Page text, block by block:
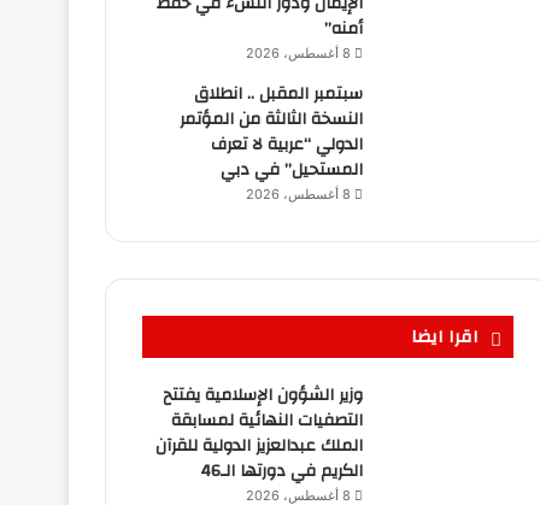
أمنه”
8 أغسطس، 2026
سبتمبر المقبل .. انطلاق
النسخة الثالثة من المؤتمر
الدولي “عربية لا تعرف
المستحيل” في دبي
8 أغسطس، 2026
اقرا ايضا
وزير الشؤون الإسلامية يفتتح
التصفيات النهائية لمسابقة
الملك عبدالعزيز الدولية للقرآن
الكريم في دورتها الـ46
8 أغسطس، 2026